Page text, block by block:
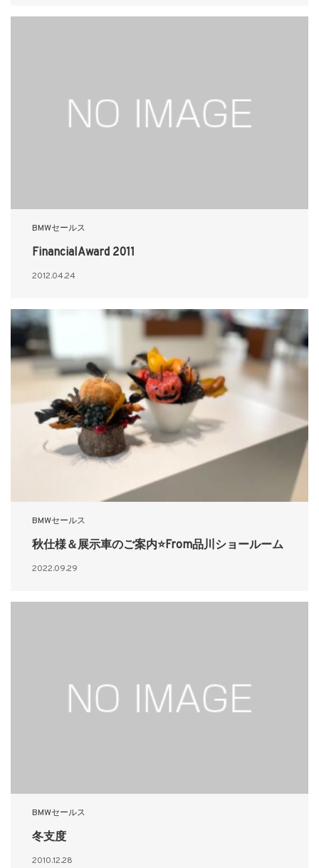
BMWセールス
FinancialAward 2011
2012.04.24
BMWセールス
秋仕様＆展示車のご案内⭐From品川ショールーム
2022.09.29
BMWセールス
冬支度
2010.12.28